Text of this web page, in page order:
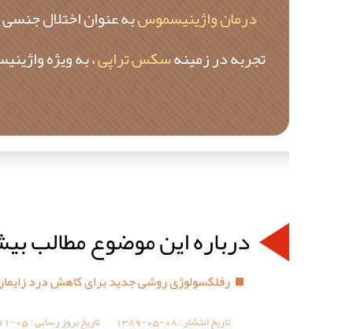
درمان واژینیسموسبه عنوان اختلال
تجربه در زمینهسکس تراپی، به ویژه
درباره این موضوع مطالب
رفلکسولوژی روشی جدید برای کاهش درد
تاریخ انتشار :1389-05-08 تاریخ بروز رسانی :05